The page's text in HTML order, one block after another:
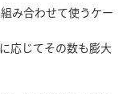
み合わせて使うケー
応じてその数も膨大